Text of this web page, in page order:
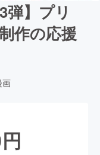
弾】プリ
作の応援
画
円